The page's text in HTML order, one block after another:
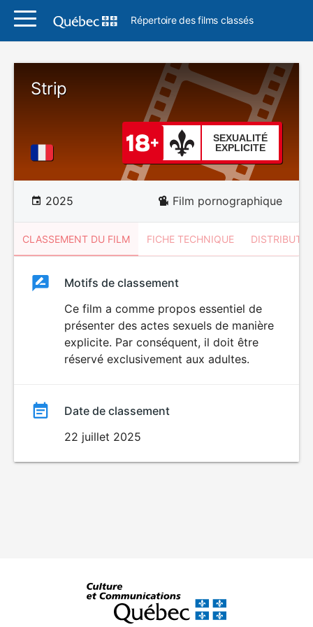
Répertoire des films classés
Strip
SEXUALITÉ
EXPLICITE
2025 Film pornographique
CLASSEMENT DU FILM FICHE TECHNIQUE
ClassementClassement
SEXUALITÉ
EXPLICITE
Motifs de classement
Ce film a comme propos essentiel de
présenter des actes sexuels de manière
explicite. Par conséquent, il doit être
réservé exclusivement aux adultes.
Date de classement
22 juillet 2025